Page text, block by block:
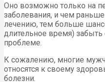
Оно возможно только на
заболевания, и чем
лечению, тем больше
длительное время) забыть
проблеме.
К сожалению, многие
относятся к своему
болезни.